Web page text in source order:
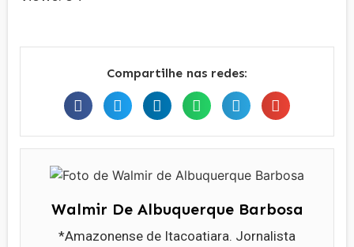
Compartilhe nas redes:
Walmir De Albuquerque Barbosa
*Amazonense de Itacoatiara. Jornalista